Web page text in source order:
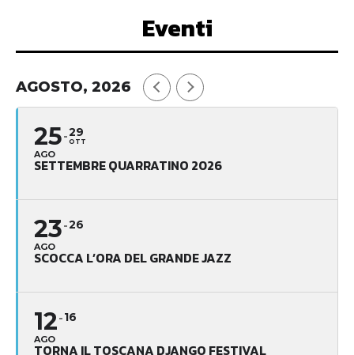
Eventi
AGOSTO, 2026
25
AGO
29
OTT
SETTEMBRE QUARRATINO 2026
23
AGO
26
SCOCCA L’ORA DEL GRANDE JAZZ
12
AGO
16
TORNA IL TOSCANA DJANGO FESTIVAL